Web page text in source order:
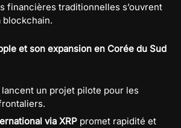
financières traditionnelles s’ouvrent
blockchain.
et son expansion en Corée du Sud
lancent un projet pilote pour les
via XRP promet rapidité et